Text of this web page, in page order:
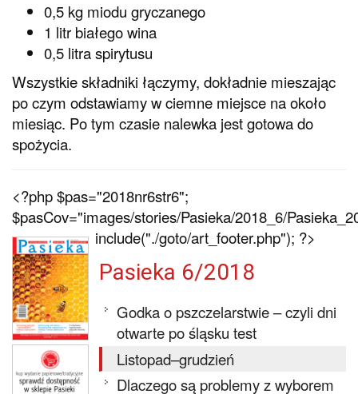
0,5 kg miodu gryczanego
1 litr białego wina
0,5 litra spirytusu
Wszystkie składniki łączymy, dokładnie mieszając
po czym odstawiamy w ciemne miejsce na około
miesiąc. Po tym czasie nalewka jest gotowa do
spożycia.
<?php $pas="2018nr6str6";
$pasCov="images/stories/Pasieka/2018_6/
include("./goto/art_footer.php"); ?>
Pasieka 6/2018
Godka o pszczelarstwie – czyli dni
otwarte po śląsku test
Listopad–grudzień
Dlaczego są problemy z wyborem